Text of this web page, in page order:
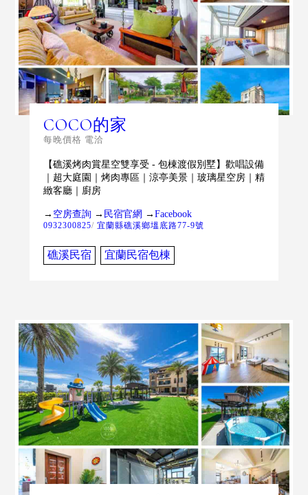
COCO的家
每晚價格 電洽
【礁溪烤肉賞星空雙享受 - 包棟渡假別墅】歡唱設備
｜超大庭園｜烤肉專區｜涼亭美景｜玻璃星空房｜精
緻客廳｜廚房
→ 空房查詢→ 民宿官網 →Facebook
0932300825/ 宜蘭縣礁溪鄉塭底路77-9號
礁溪民宿 宜蘭民宿包棟